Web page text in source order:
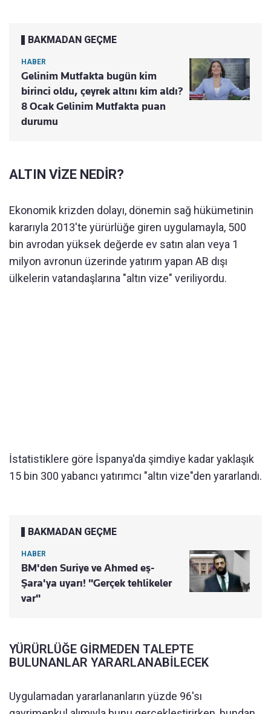
BAKMADAN GEÇME
HABER
Gelinim Mutfakta bugün kim
birinci oldu, çeyrek altını kim aldı?
8 Ocak Gelinim Mutfakta puan
durumu
ALTIN VİZE NEDİR?
Ekonomik krizden dolayı, dönemin sağ hükümetinin
kararıyla 2013'te yürürlüğe giren uygulamayla, 500
bin avrodan yüksek değerde ev satın alan veya 1
milyon avronun üzerinde yatırım yapan AB dışı
ülkelerin vatandaşlarına "altın vize" veriliyordu.
İstatistiklere göre İspanya'da şimdiye kadar yaklaşık
15 bin 300 yabancı yatırımcı "altın vize"den yararlandı.
BAKMADAN GEÇME
HABER
BM'den Suriye ve Ahmed eş-
Şara'ya uyarı! "Gerçek tehlikeler
var"
YÜRÜRLÜĞE GİRMEDEN TALEPTE
BULUNANLAR YARARLANABİLECEK
Uygulamadan yararlananların yüzde 96'sı